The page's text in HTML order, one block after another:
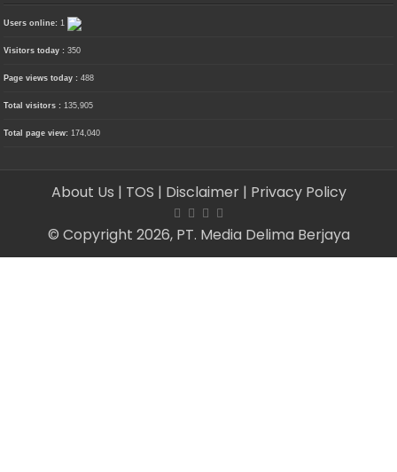
Users online:1
Visitors today :350
Page views today :488
Total visitors :135,905
Total page view:174,040
About Us | TOS | Disclaimer | Privacy Policy
© Copyright 2026, PT. Media Delima Berjaya